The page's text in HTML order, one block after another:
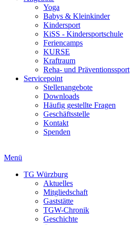
Yoga
Babys & Kleinkinder
Kindersport
KiSS - Kindersportschule
Feriencamps
KURSE
Kraftraum
Reha- und Präventionssport
Servicepoint
Stellenangebote
Downloads
Häufig gestellte Fragen
Geschäftsstelle
Kontakt
Spenden
Menü
TG Würzburg
Aktuelles
Mitgliedschaft
Gaststätte
TGW-Chronik
Geschichte